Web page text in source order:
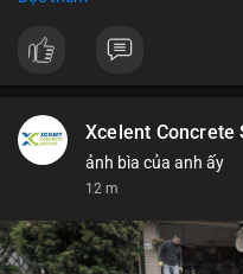
Web3.
#cryptonews #nft
#vlikevn #titanbot
Xcelent Concrete
ảnh bìa của anh ấy
12 m